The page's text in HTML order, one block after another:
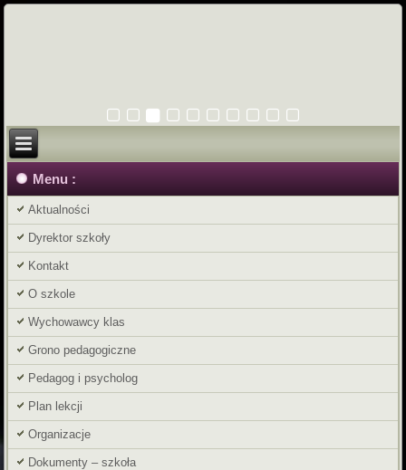
Menu :
Aktualności
Dyrektor szkoły
Kontakt
O szkole
Wychowawcy klas
Grono pedagogiczne
Pedagog i psycholog
Plan lekcji
Organizacje
Dokumenty – szkoła